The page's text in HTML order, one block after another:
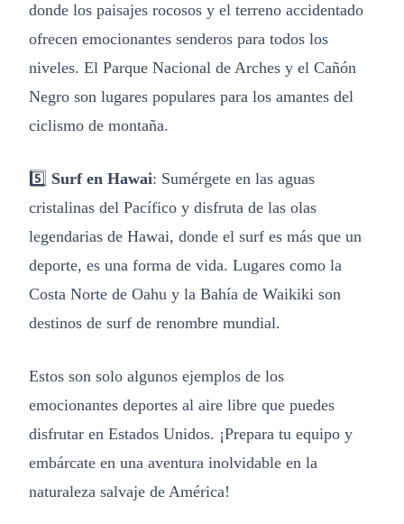
donde los paisajes rocosos y el terreno accidentado
ofrecen emocionantes senderos para todos los
niveles. El Parque Nacional de Arches y el Cañón
Negro son lugares populares para los amantes del
ciclismo de montaña.
5️⃣ Surf en Hawai: Sumérgete en las aguas
cristalinas del Pacífico y disfruta de las olas
legendarias de Hawai, donde el surf es más que un
deporte, es una forma de vida. Lugares como la
Costa Norte de Oahu y la Bahía de Waikiki son
destinos de surf de renombre mundial.
Estos son solo algunos ejemplos de los
emocionantes deportes al aire libre que puedes
disfrutar en Estados Unidos. ¡Prepara tu equipo y
embárcate en una aventura inolvidable en la
naturaleza salvaje de América!